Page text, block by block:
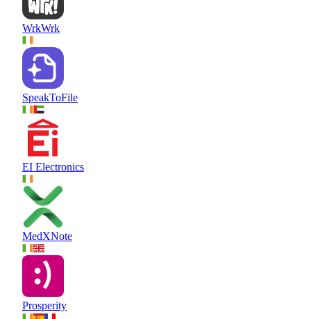
WrkWrk
SpeakToFile
EI Electronics
MedXNote
Prosperity